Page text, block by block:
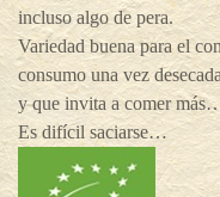
incluso algo de pera.
Variedad buena para el
consumo una vez
y que invita a comer
Es difícil saciarse…